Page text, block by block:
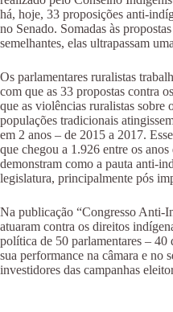
há, hoje, 33 proposições anti-
no Senado. Somadas às
semelhantes, elas ultrapassam
Os parlamentares ruralistas
com que as 33 propostas contra
que as violências ruralistas sobre
populações tradicionais
em 2 anos – de 2015 a 2017.
que chegou a 1.926 entre os
demonstram como a pauta anti-
legislatura, principalmente pós
Na publicação “Congresso Anti-
atuaram contra os direitos
política de 50 parlamentares – 40
sua performance na câmara e no
investidores das campanhas